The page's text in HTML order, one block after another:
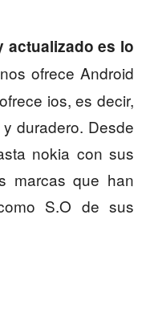
actualizado es lo
ofrece Android
ios, es decir,
duradero. Desde
nokia con sus
marcas que han
S.O de sus